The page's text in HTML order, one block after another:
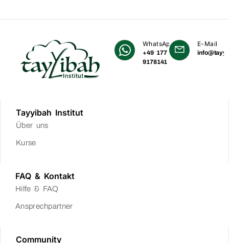
WhatsApp
+49 177
9178141
E-Mail
Tayyibah Institut
Über uns
Kurse
FAQ & Kontakt
Hilfe & FAQ
Ansprechpartner
Community